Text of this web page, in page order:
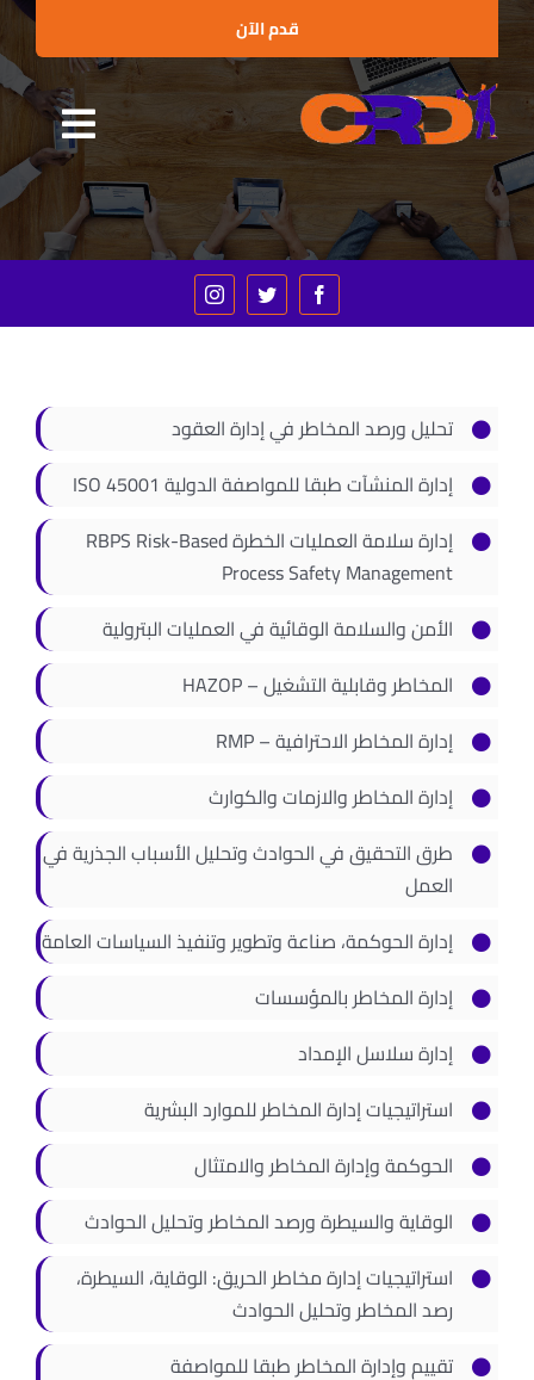
content
قدم الآن
الرئيسية
من نحن
البرامج التدريبية
اتصل بنا
تحليل ورصد المخاطر في إدارة العقود
إدارة المنشآت طبقا للمواصفة الدولية ISO 45001
إدارة سلامة العمليات الخطرة RBPS Risk-Based
Process Safety Management
الأمن والسلامة الوقائية في العمليات البترولية
المخاطر وقابلية التشغيل – HAZOP
إدارة المخاطر الاحترافية – RMP
إدارة المخاطر والازمات والكوارث
طرق التحقيق في الحوادث وتحليل الأسباب الجذرية في
العمل
إدارة الحوكمة، صناعة وتطوير وتنفيذ السياسات العامة
إدارة المخاطر بالمؤسسات
إدارة سلاسل الإمداد
استراتيجيات إدارة المخاطر للموارد البشرية
الحوكمة وإدارة المخاطر والامتثال
الوقاية والسيطرة ورصد المخاطر وتحليل الحوادث
استراتيجيات إدارة مخاطر الحريق: الوقاية، السيطرة،
رصد المخاطر وتحليل الحوادث
تقييم وإدارة المخاطر طبقا للمواصفة